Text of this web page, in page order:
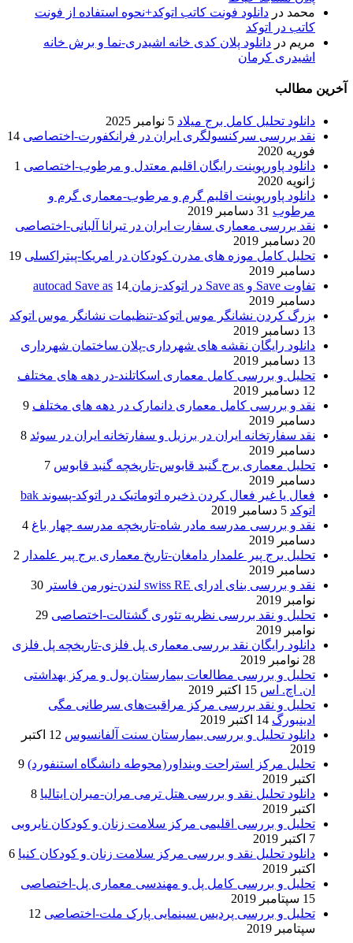
محمد در دانلود فونت کاتب اتوکد+نحوه استفاده از فونت
کاتب در اتوکد
مریم در دانلود پلان کدی خانه اشیدری-نما و برش خانه
اشیدری کرمان
آخرین مطالب
دانلود تحلیل کامل برج میلاد 5 نوامبر 2025
نقد بررسی سرکنسولگری ایران در فرانکفورت-اختصاصی 14
فوریه 2020
دانلود پاورپوینت رایگان اقلیم معتدل و مرطوب-اختصاصی 1
ژانویه 2020
دانلود پاورپوینت اقلیم گرم و مرطوب-معماری گرم و
مرطوب 31 دسامبر 2019
نقد بررسی معماری سفارت ایران در تیرانا آلبانی-اختصاصی
20 دسامبر 2019
تحلیل کامل موزه های مدرن کودکان در امریکا-پیتراکسلی 19
دسامبر 2019
تفاوت Save و Save as در اتوکد-زمان autocad Save as
14
دسامبر 2019
بزرگ کردن نشانگر موس اتوکد-تنظیمات نشانگر موس اتوکد
13 دسامبر 2019
دانلود رایگان نقشه های شهرداری-پلان ساختمان شهرداری
13 دسامبر 2019
تحلیل و بررسی کامل معماری اسکاتلند-در دهه های مختلف
12 دسامبر 2019
نقد و بررسی کامل معماری دانمارک در دهه های مختلف 9
دسامبر 2019
نقد سفارتخانه ایران در برزیل و سفارتخانه ایران در سوئد 8
دسامبر 2019
تحلیل معماری برج گنبد قابوس-تاریخچه گنبد قابوس 7
دسامبر 2019
فعال یا غیر فعال کردن ذخیره اتوماتیک در اتوکد-پسوند bak
اتوکد 5 دسامبر 2019
نقد و بررسی مدرسه مادر شاه-تاریخچه مدرسه چهار باغ 4
دسامبر 2019
تحلیل برج پیر علمدار دامغان-تاریخ معماری برج پیر علمدار 2
دسامبر 2019
نقد و بررسی بنای ادرای swiss RE لندن-نورمن فاستر
30
نوامبر 2019
تحلیل و نقد بررسی نظریه تئوری گشتالت-اختصاصی 29
نوامبر 2019
دانلود رایگان نقد بررسی معماری پل فلزی-تاریخچه پل فلزی
28 نوامبر 2019
تحلیل و بررسی مطالعات بیمارستان پول و مرکز بهداشتی
ان. اچ. اس 15 اکتبر 2019
تحلیل و نقد بررسی مرکز مراقبت‌های سرطانی مگی
ادینبورگ 14 اکتبر 2019
دانلود تحلیل و بررسی بیمارستان سنت آلفانسوس
12 اکتبر
2019
تحلیل مرکز استراحت وینداور(محوطه دانشگاه استنفورد) 9
اکتبر 2019
دانلود تحلیل نقد و بررسی هتل ترمی مران-میران ایتالیا 8
اکتبر 2019
تحلیل و بررسی اقلیمی مرکز سلامت زنان و کودکان نایروبی
7 اکتبر 2019
دانلود تحلیل نقد و بررسی مرکز سلامت زنان و کودکان کنیا 6
اکتبر 2019
تحلیل و بررسی کامل پل و مهندسی معماری پل-اختصاصی
15 سپتامبر 2019
تحلیل و بررسی پردیس سینمایی پارک ملت-اختصاصی 12
سپتامبر 2019